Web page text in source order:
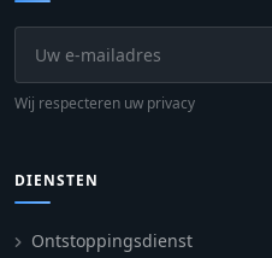
Wij respecteren uw privacy
DIENSTEN
Ontstoppingsdienst